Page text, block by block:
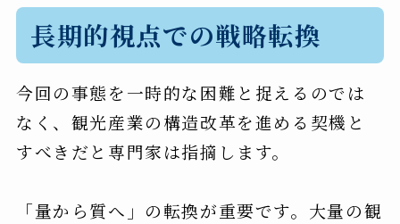
長期的視点での戦略転換
今回の事態を一時的な困難と捉えるのでは
なく、観光産業の構造改革を進める契機と
すべきだと専門家は指摘します。
「量から質へ」の転換が重要です。大量の観